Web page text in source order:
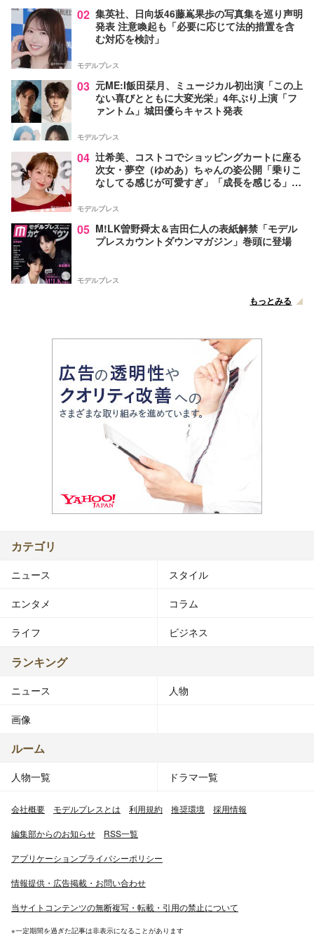
02 集英社、日向坂46藤嶌果歩の写真集を巡り声明
発表 注意喚起も「必要に応じて法的措置を含
む対応を検討」
モデルプレス
03 元ME:I飯田栞月、ミュージカル初出演「この上
ない喜びとともに大変光栄」4年ぶり上演「フ
ァントム」城田優らキャスト発表
モデルプレス
04 辻希美、コストコでショッピングカートに座る
次女・夢空（ゆめあ）ちゃんの姿公開「乗りこ
なしてる感じが可愛すぎ」「成長を感じる」の
モデルプレス
05 M!LK曽野舜太＆吉田仁人の表紙解禁「モデル
プレスカウントダウンマガジン」巻頭に登場
モデルプレス
もっとみる
カテゴリ
ニュース スタイル
エンタメ コラム
ライフ ビジネス
ランキング
ニュース 人物
画像
ルーム
人物一覧 ドラマ一覧
会社概要 モデルプレスとは 利用規約 推奨環境 採用情報
編集部からのお知らせ RSS一覧
アプリケーションプライバシーポリシー
情報提供・広告掲載・お問い合わせ
当サイトコンテンツの無断複写・転載・引用の禁止について
※一定期間を過ぎた記事は非表示になることがあります